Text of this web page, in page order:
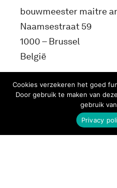
bouwmeester maitre
Naamsestraat 59
1000 – Brussel
België
info@bma.brussels
Cookies verzekeren het goed
Door gebruik te maken van
gebruik
Privacy